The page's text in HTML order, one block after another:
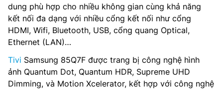
dung phù hợp cho nhiều không gian cùng khả năng
kết nối đa dạng với nhiều cổng kết nối như cổng
HDMI, Wifi, Bluetooth, USB, cổng quang Optical,
Ethernet (LAN)…
Tivi Samsung 85Q7F được trang bị công nghệ hình
ảnh Quantum Dot, Quantum HDR, Supreme UHD
Dimming, và Motion Xcelerator, kết hợp với công nghệ